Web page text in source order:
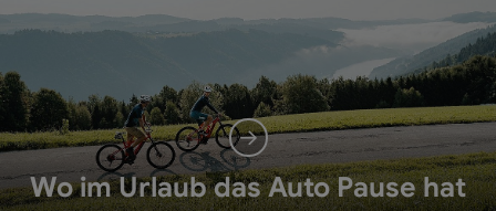
Wo im Urlaub das Auto Pause hat